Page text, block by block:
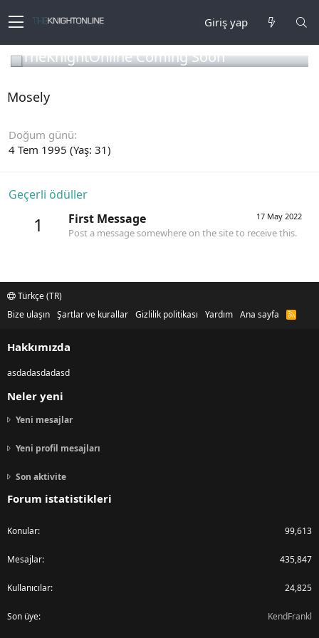
Giriş yap
TheKnightOnline Coming Soon
Mosely
Doğum günü
4 Tem 1995 (Yaş: 31)
Geçerli ödüller
1 17 May 2022
First Message
Post a message somewhere on the site to receive this.
Türkçe (TR)
Bize ulaşın Şartlar ve kurallar Gizlilik politikası Yardım Ana sayfa
R
Hakkımızda
asdadasdadasd
Neler yeni
Yeni mesajlar
Yeni profil mesajları
Son aktivite
Forum istatistikleri
Konular 99,613
Mesajlar 435,847
Kullanıcılar 24,825
Son üye KendFrankl